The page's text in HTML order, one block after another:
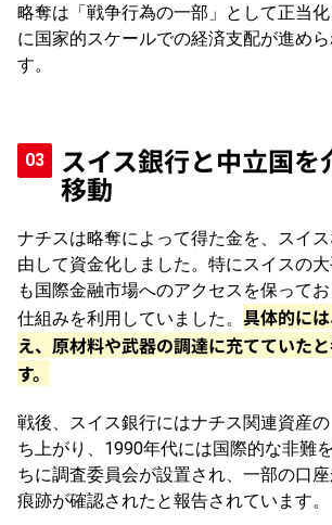
略奪は「戦争行為の一部」として正当
に国家的スケールでの経済支配が進め
す。
スイス銀行と中立国を
移動
ナチスは略奪によって得た金を、スイ
由して資金化しました。特にスイスの
も国際金融市場へのアクセスを保って
仕組みを利用していました。 具体的に
え、原材料や武器の調達に充てていた
す。
戦後、スイス銀行にはナチス関連資産
ち上がり、1990年代には国際的な非難
ちに調査委員会が設置され、一部の口
痕跡が確認されたと報告されています。